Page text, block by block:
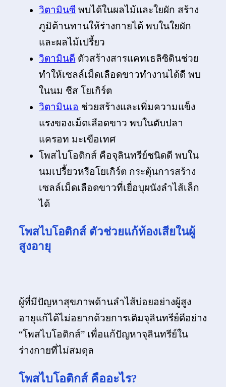
วิตามินซี พบได้ในผลไม้และใยผัก สร้าง
ภูมิต้านทานให้ร่างกายได้ พบในใยผัก
และผลไม้เปรี้ยว
วิตามินดี ตัวสร้างสารแคทเธลิซิดินช่วย
ทำให้เซลล์เม็ดเลือดขาวทำงานได้ดี พบ
ในนม ชีส โยเกิร์ต
วิตามินเอ ช่วยสร้างและเพิ่มความแข็ง
แรงของเม็ดเลือดขาว พบในตับปลา
แครอท มะเขือเทศ
โพสไบโอติกส์ คือจุลินทรีย์ชนิดดี พบใน
นมเปรี้ยวหรือโยเกิร์ต กระตุ้นการสร้าง
เซลล์เม็ดเลือดขาวที่เยื่อบุผนังลำไส้เล็ก
ได้
โพสไบโอติกส์ ตัวช่วยแก้ท้องเสียในผู้
สูงอายุ
ผู้ที่มีปัญหาสุขภาพด้านลำไส้บ่อยอย่างผู้สูง
อายุแก้ได้ไม่อยากด้วยการเติมจุลินทรีย์ดีอย่าง
“โพสไบโอติกส์” เพื่อแก้ปัญหาจุลินทรีย์ใน
ร่างกายที่ไม่สมดุล
โพสไบโอติกส์ คืออะไร?